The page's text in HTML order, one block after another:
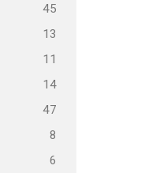
45
13
11
14
47
8
6